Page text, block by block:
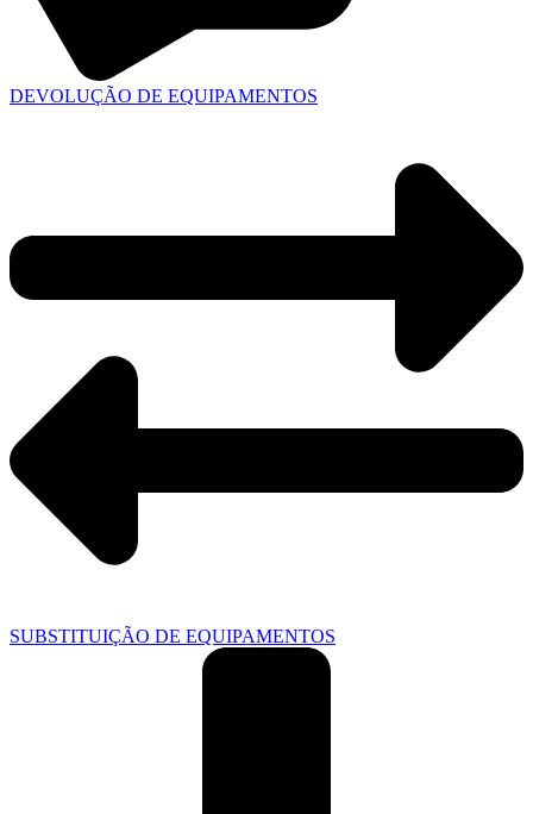
DEVOLUÇÃO DE EQUIPAMENTOS
SUBSTITUIÇÃO DE EQUIPAMENTOS